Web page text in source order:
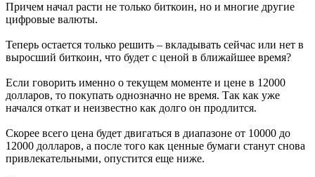
Причем начал расти не только биткоин, но и многие другие
цифровые валюты.
Теперь остается только решить – вкладывать сейчас или нет в
выросший биткоин, что будет с ценой в ближайшее время?
Если говорить именно о текущем моменте и цене в 12000
долларов, то покупать однозначно не время. Так как уже
начался откат и неизвестно как долго он продлится.
Скорее всего цена будет двигаться в диапазоне от 10000 до
12000 долларов, а после того как ценные бумаги станут снова
привлекательными, опустится еще ниже.